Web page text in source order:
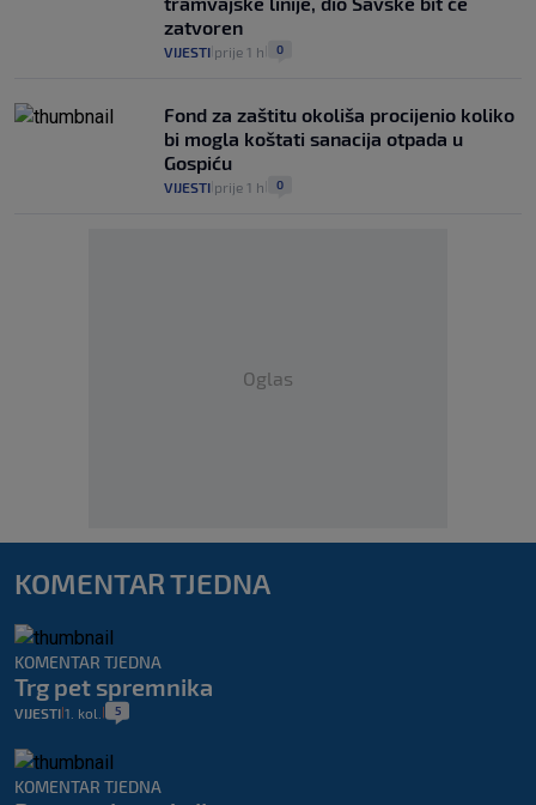
zatvoren
VIJESTI prije 1 h 0
Fond za zaštitu okoliša procijenio koliko
bi mogla koštati sanacija otpada u
Gospiću
VIJESTI prije 1 h 0
Oglas
KOMENTAR TJEDNA
KOMENTAR TJEDNA
Trg pet spremnika
VIJESTI 1. kol. 5
KOMENTAR TJEDNA